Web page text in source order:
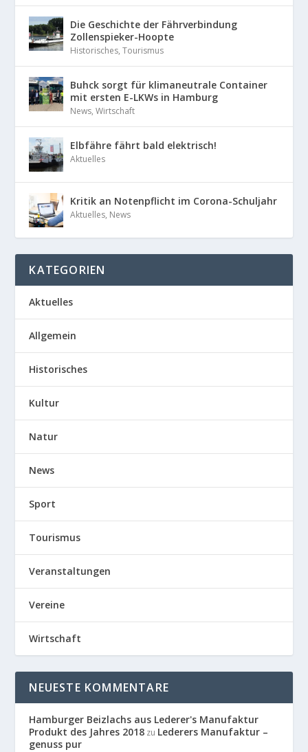
Die Geschichte der Fährverbindung
Zollenspieker-Hoopte
Historisches,Tourismus
Buhck sorgt für klimaneutrale Container
mit ersten E-LKWs in Hamburg
News,Wirtschaft
Elbfähre fährt bald elektrisch!
Aktuelles
Kritik an Notenpflicht im Corona-Schuljahr
Aktuelles, News
KATEGORIEN
Aktuelles
Allgemein
Historisches
Kultur
Natur
News
Sport
Tourismus
Veranstaltungen
Vereine
Wirtschaft
NEUESTE KOMMENTARE
Hamburger Beizlachs aus Lederer's Manufaktur
Produkt des Jahres 2018 zu Lederers Manufaktur –
genuss pur